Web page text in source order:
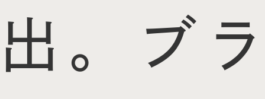
出。ブラ